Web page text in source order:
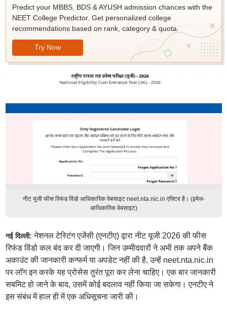
Predict your MBBS, BDS & AYUSH admission chances with the
NEET College Predictor. Get personalized college
recommendations based on rank, category & quota.
Try Now
नीट यूजी फीस रिफंड विंडो आधिकारिक वेबसाइट neet.nta.nic.in एक्टिव है। (इमेज-
आधिकारिक वेबसाइट)
नई दिल्ली: नेशनल टेस्टिंग एजेंसी (एनटीए) द्वारा नीट यूजी 2026 की फीस
रिफंड विंडो कल बंद कर दी जाएगी। जिन उम्मीदवारों ने अभी तक अपने बैंक
अकाउंट की जानकारी कन्फर्म या अपडेट नहीं की है, उन्हें neet.nta.nic.in
पर लॉग इन करके यह प्रोसेस तुरंत पूरा कर लेना चाहिए। एक बार जानकारी
सबमिट हो जाने के बाद, उसमें कोई बदलाव नहीं किया जा सकेगा। एनटीए ने
इस संबंध में हाल ही में एक अधिसूचना जारी की।